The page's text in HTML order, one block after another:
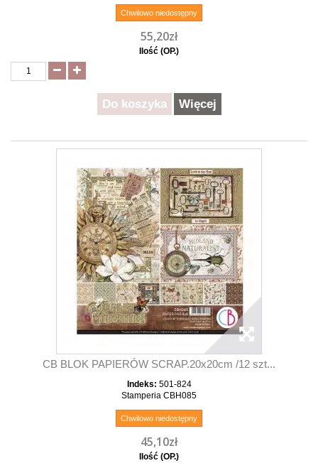
Chwilowo niedostępny
55,20zł
Ilość (OP.)
Do koszyka Więcej
CB BLOK PAPIERÓW SCRAP.20x20cm /12 szt...
Indeks: 501-824
Stamperia CBH085
Chwilowo niedostępny
45,10zł
Ilość (OP.)